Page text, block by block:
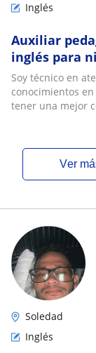
Inglés
Auxiliar
inglés para
Soy técnico en
conocimientos
tener una mejor
ver
Soledad
Inglés